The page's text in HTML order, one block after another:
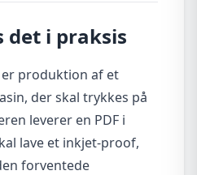
det i praksis
produktion af et
der skal trykkes på
leverer en PDF i
lave et inkjet-proof,
forventede